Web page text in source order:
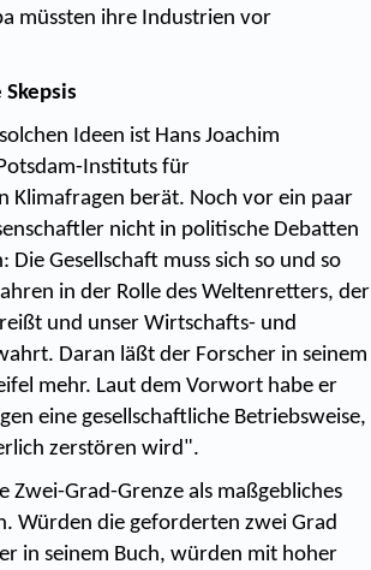
müssten ihre Industrien vor
Ideen ist Hans Joachim
Instituts für
Klimafragen berät. Noch vor ein paar
nicht in politische Debatten
Gesellschaft muss sich so und so
in der Rolle des Weltenretters, der
und unser Wirtschafts- und
Daran läßt der Forscher in seinem
mehr. Laut dem Vorwort habe er
eine gesellschaftliche Betriebsweise,
zerstören wird".
Grad-Grenze als maßgebliches
Würden die geforderten zwei Grad
in seinem Buch, würden mit hoher